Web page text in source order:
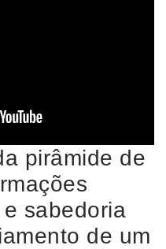
pirâmide de
sabedoria
de um